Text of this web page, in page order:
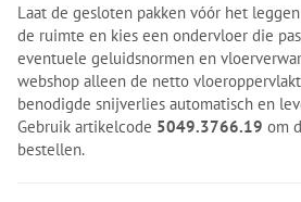
Laat de gesloten pakken vóór het
de ruimte en kies een ondervloer die
eventuele geluidsnormen en
webshop alleen de netto
benodigde snijverlies automatisch en
Gebruik artikelcode 5049.3766.19 om
bestellen.